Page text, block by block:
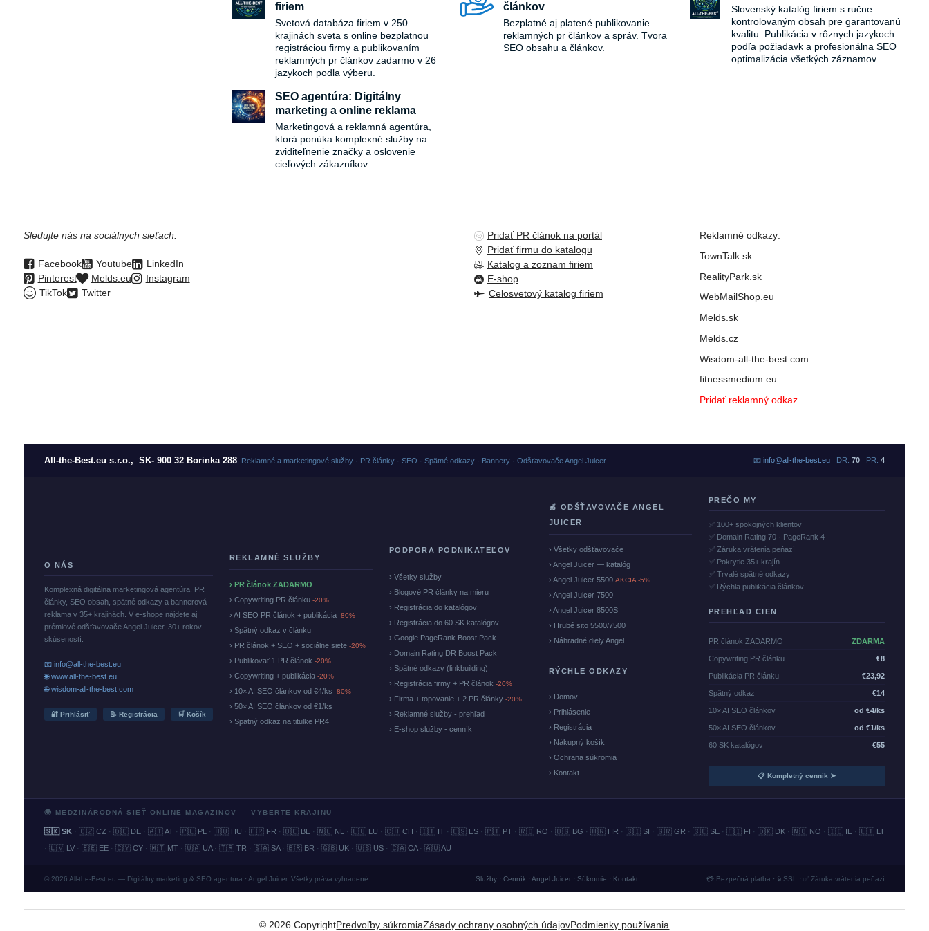
firiem
Svetová databáza firiem v 250
krajinách sveta s online bezplatnou
registráciou firmy a publikovaním
reklamných pr článkov zadarmo v 26
jazykoch podla výberu.
článkov
Bezplatné aj platené publikovanie
reklamných pr článkov a správ. Tvora
SEO obsahu a článkov.
Slovenský katalóg firiem s ručne
kontrolovaným obsah pre garantovanú
kvalitu. Publikácia v rôznych jazykoch
podľa požiadavk a profesionálna SEO
optimalizácia všetkých záznamov.
SEO agentúra: Digitálny
marketing a online reklama
Marketingová a reklamná agentúra,
ktorá ponúka komplexné služby na
zviditeľnenie značky a oslovenie
cieľových zákazníkov
Sledujte nás na sociálnych sieťach:
Facebook Youtube
LinkedIn
Pinterest
Melds.eu
Instagram
TikTok
Twitter
Pridať PR článok na portál
Pridať firmu do katalogu
Katalog a zoznam firiem
E-shop
Celosvetový katalog firiem
Reklamné odkazy:
TownTalk.sk
RealityPark.sk
WebMailShop.eu
Melds.sk
Melds.cz
Wisdom-all-the-best.com
fitnessmedium.eu
Pridať reklamný odkaz
All-the-Best.eu s.r.o., SK- 900 32 Borinka 288| Reklamné a marketingové služby · PR články · SEO · Spätné odkazy · Bannery · Odšťavovače Angel Juicer 📧 info@all-the-best.euDR: 70PR: 4
O NÁS
Komplexná digitálna marketingová agentúra. PR
články, SEO obsah, spätné odkazy a bannerová
reklama v 35+ krajinách. V e-shope nájdete aj
prémiové odšťavovače Angel Juicer. 30+ rokov
skúseností.
📧 info@all-the-best.eu
🌐 www.all-the-best.eu
🌐 wisdom-all-the-best.com
🔐 Prihlásiť 📝 Registrácia 🛒 Košík
REKLAMNÉ SLUŽBY
› PR článok ZADARMO
› Copywriting PR článku -20%
› AI SEO PR článok + publikácia -80%
› Spätný odkaz v článku
› PR článok + SEO + sociálne siete -20%
› Publikovať 1 PR článok -20%
› Copywriting + publikácia -20%
› 10× AI SEO článkov od €4/ks -80%
› 50× AI SEO článkov od €1/ks
› Spätný odkaz na titulke PR4
PODPORA PODNIKATEĽOV
› Všetky služby
› Blogové PR články na mieru
› Registrácia do katalógov
› Registrácia do 60 SK katalógov
› Google PageRank Boost Pack
› Domain Rating DR Boost Pack
› Spätné odkazy (linkbuilding)
› Registrácia firmy + PR článok -20%
› Firma + topovanie + 2 PR články -20%
› Reklamné služby - prehľad
› E-shop služby - cenník
🍏 ODŠŤAVOVAČE ANGEL
JUICER
› Všetky odšťavovače
› Angel Juicer — katalóg
› Angel Juicer 5500 AKCIA -5%
› Angel Juicer 7500
› Angel Juicer 8500S
› Hrubé sito 5500/7500
› Náhradné diely Angel
RÝCHLE ODKAZY
› Domov
› Prihlásenie
› Registrácia
› Nákupný košík
› Ochrana súkromia
› Kontakt
PREČO MY
✅ 100+ spokojných klientov
✅ Domain Rating 70 · PageRank 4
✅ Záruka vrátenia peňazí
✅ Pokrytie 35+ krajín
✅ Trvalé spätné odkazy
✅ Rýchla publikácia článkov
PREHĽAD CIEN
PR článok ZADARMO ZDARMA
Copywriting PR článku €8
Publikácia PR článku €23,92
Spätný odkaz €14
10× AI SEO článkov od €4/ks
50× AI SEO článkov od €1/ks
60 SK katalógov €55
📋 Kompletný cenník ➤
🌍 MEDZINÁRODNÁ SIEŤ ONLINE MAGAZINOV — VYBERTE KRAJINU
🇸🇰 SK · 🇨🇿 CZ · 🇩🇪 DE · 🇦🇹 AT · 🇵🇱 PL · 🇭🇺 HU · 🇫🇷 FR · 🇧🇪 BE · 🇳🇱 NL · 🇱🇺 LU · 🇨🇭 CH · 🇮🇹 IT · 🇪🇸 ES · 🇵🇹 PT · 🇷🇴 RO · 🇧🇬 BG · 🇭🇷 HR · 🇸🇮 SI · 🇬🇷 GR · 🇸🇪 SE · 🇫🇮 FI · 🇩🇰 DK · 🇳🇴 NO · 🇮🇪 IE · 🇱🇹 LT
· 🇱🇻 LV · 🇪🇪 EE · 🇨🇾 CY · 🇲🇹 MT · 🇺🇦 UA · 🇹🇷 TR · 🇸🇦 SA · 🇧🇷 BR · 🇬🇧 UK · 🇺🇸 US · 🇨🇦 CA · 🇦🇺 AU
© 2026 All-the-Best.eu — Digitálny marketing & SEO agentúra · Angel Juicer. Všetky práva vyhradené. Služby ·Cenník ·Angel Juicer ·Súkromie · Kontakt 💳 Bezpečná platba · 🔒 SSL · ✅ Záruka vrátenia peňazí
© 2026 CopyrightPredvoľby súkromiaZásady ochrany osobných údajovPodmienky používania